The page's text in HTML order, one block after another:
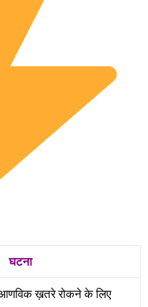
घटना
ख़तरे रोकने के लिए